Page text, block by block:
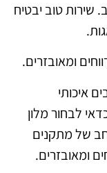
שירות טוב יבטיח
ומאובזרים.
מלון 4 כוכבים איכותי
לבחור מלון
של מתקנים
ומאובזרים.